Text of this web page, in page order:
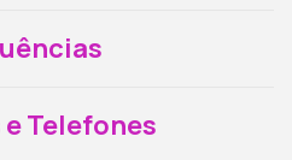
Telefones